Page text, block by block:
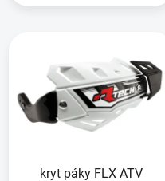
kryt páky FLX ATV